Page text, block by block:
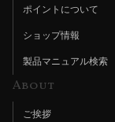
ポイントについて
ショップ情報
製品マニュアル検索
About
ご挨拶